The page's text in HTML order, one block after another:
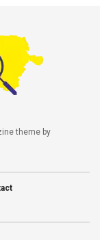
theme by